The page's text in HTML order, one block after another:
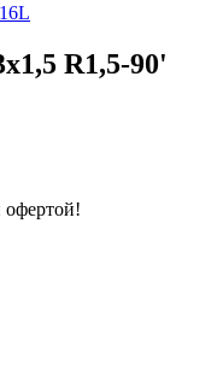
R1,5-90'
офертой!